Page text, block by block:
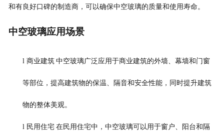
和有良好口碑的制造商，可以确保中空玻璃的质量和使用寿命。
中空玻璃应用场景
l 商业建筑 中空玻璃广泛应用于商业建筑的外墙、幕墙和门窗
等部位，提高建筑物的保温、隔音和安全性能，同时提升建筑
物的整体美观。
l 民用住宅 在民用住宅中，中空玻璃可以用于窗户、阳台和隔